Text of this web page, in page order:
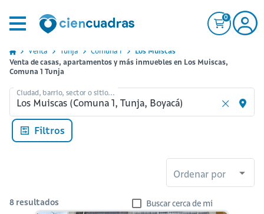
0
Venta Tunja Comuna 1
Los Muiscas
Venta de casas, apartamentos y más inmuebles en Los Muiscas,
Comuna 1 Tunja
Ciudad, barrio, sector o sitio...
Filtros
Ordenar por
8 resultados Buscar cerca de mi